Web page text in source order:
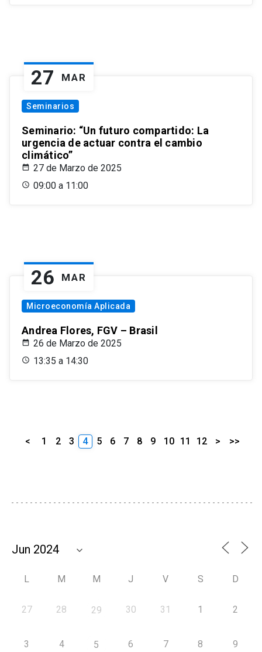
27 MAR
Seminarios
Seminario: “Un futuro compartido: La
urgencia de actuar contra el cambio
climático”
27 de Marzo de 2025
09:00 a 11:00
26 MAR
Microeconomía Aplicada
Andrea Flores, FGV – Brasil
26 de Marzo de 2025
13:35 a 14:30
< 1 2 3 4 5 6 7 8 9 10 11 12 > >>
L M M J V S D
27 28 29 30 31 1 2
3 4 5 6 7 8 9